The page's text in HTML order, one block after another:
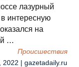
лазурный
интересную
на
…
Происшествия
2022 | gazetadaily.ru